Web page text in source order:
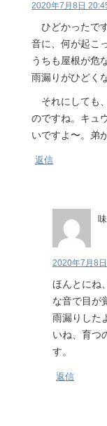
2020年7月8日
ひどかったで
音に、何が起こ
うちも屋根が危
雨漏りがひどく
それにしても
のですね。キュ
いですよ〜。
返信
2020年7月8
ほんとにね
な音で目が
雨漏りした
いね、育つ
す。
返信